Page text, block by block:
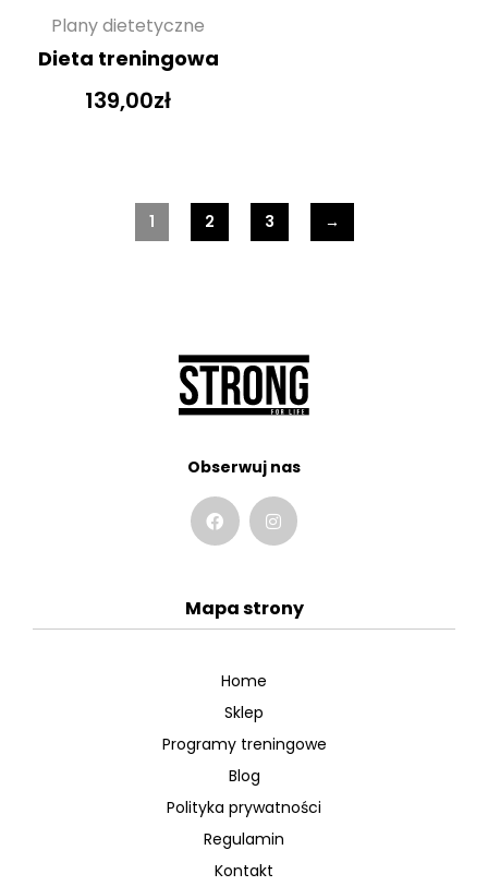
Plany dietetyczne
Dieta treningowa
139,00zł
1 2 3 →
Obserwuj nas
Mapa strony
Home
Sklep
Programy treningowe
Blog
Polityka prywatności
Regulamin
Kontakt